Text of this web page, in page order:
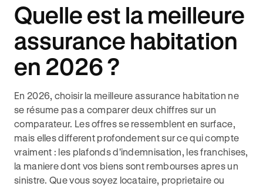
Quelle est la meilleure
assurance habitation
en 2026 ?
En 2026, choisir la meilleure assurance habitation ne
se résume pas a comparer deux chiffres sur un
comparateur. Les offres se ressemblent en surface,
mais elles different profondement sur ce qui compte
vraiment : les plafonds d'indemnisation, les franchises,
la maniere dont vos biens sont rembourses apres un
sinistre. Que vous soyez locataire, proprietaire ou